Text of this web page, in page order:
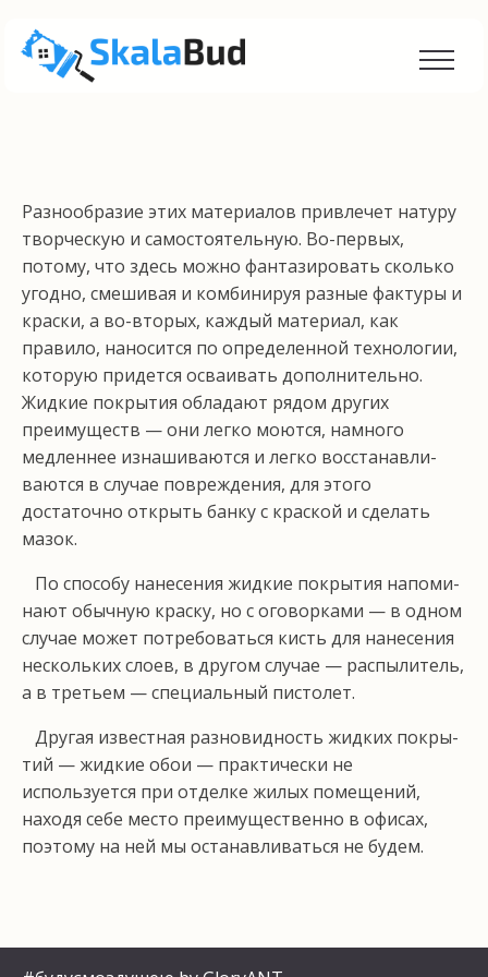
Разнообразие этих материалов привлечет натуру
творческую и самостоятельную. Во-первых,
потому, что здесь можно фантазировать сколько
угодно, сме­шивая и комбинируя разные фактуры и
краски, а во-вторых, каждый материал, как
правило, наносится по определенной технологии,
которую придется ос­ваивать дополнительно.
Жидкие покрытия обладают рядом других
преимуществ — они легко моются, на­много
медленнее изнашиваются и легко восстанавли­
ваются в случае повреждения, для этого
достаточно открыть банку с краской и сделать
мазок.
По способу нанесения жидкие покрытия напоми­
нают обычную краску, но с оговорками — в одном
случае может потребоваться кисть для нанесения
нескольких слоев, в другом случае — распылитель,
а в третьем — специальный пистолет.
Другая известная разновидность жидких покры­
тий — жидкие обои — практически не
используется при отделке жилых помещений,
находя себе место пре­имущественно в офисах,
поэтому на ней мы останав­ливаться не будем.